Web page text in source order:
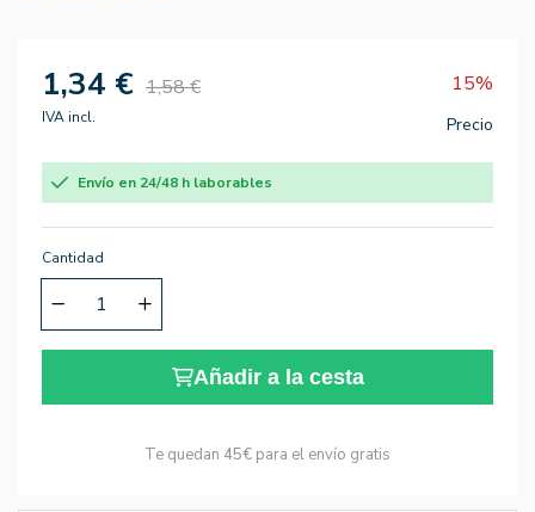
1,34 € 1,58 € 15%
IVA incl. Precio
Envío en 24/48 h laborables
Cantidad
Añadir a la cesta
Te quedan 45€ para el envío gratis